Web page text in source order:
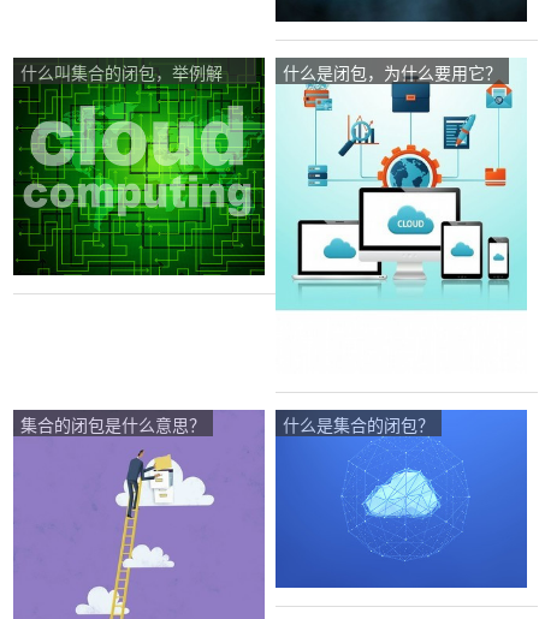
什么叫集合的闭包，举例解
释，谢谢各位大神了？
什么是闭包，为什么要用它？
集合的闭包是什么意思？ 什么是集合的闭包？